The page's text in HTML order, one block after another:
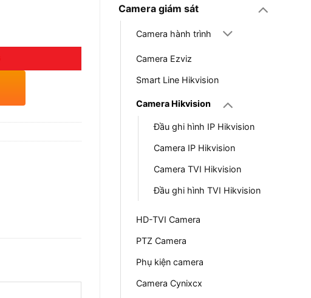
Camera giám sát
Camera hành trình
Camera Ezviz
Smart Line Hikvision
Camera Hikvision
Đầu ghi hình IP Hikvision
Camera IP Hikvision
Camera TVI Hikvision
Đầu ghi hình TVI Hikvision
HD-TVI Camera
PTZ Camera
Phụ kiện camera
Camera Cynixcx